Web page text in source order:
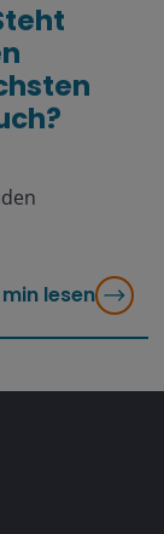
min lesen